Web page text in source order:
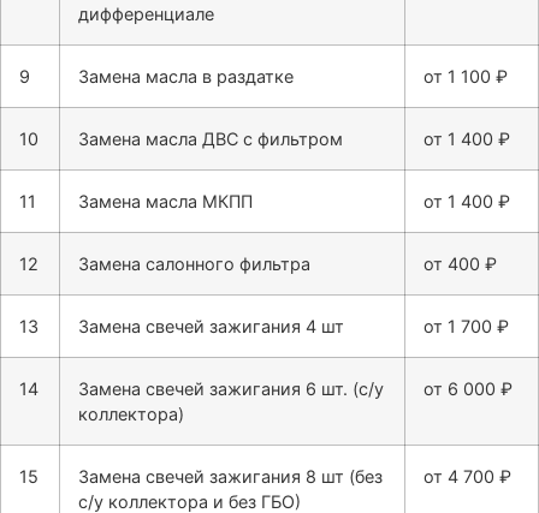
дифференциале
9 Замена масла в раздатке от 1 100 ₽
10 Замена масла ДВС с фильтром от 1 400 ₽
11 Замена масла МКПП от 1 400 ₽
12 Замена салонного фильтра от 400 ₽
13 Замена свечей зажигания 4 шт от 1 700 ₽
14
Замена свечей зажигания 6 шт. (с/у
коллектора)
от 6 000 ₽
15
Замена свечей зажигания 8 шт (без
с/у коллектора и без ГБО)
от 4 700 ₽